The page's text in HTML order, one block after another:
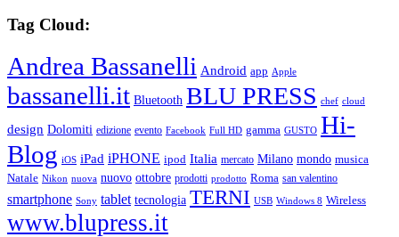
Tag Cloud:
Andrea Bassanelli Android app Apple
bassanelli.it Bluetooth BLU PRESS chef cloud
design Dolomiti edizione evento Facebook Full HD gamma GUSTO Hi-
Blog iOS iPad iPHONE ipod Italia mercato Milano mondo musica
Natale Nikon nuova nuovo ottobre prodotti prodotto Roma san valentino
smartphone Sony tablet tecnologia TERNI USB Windows 8 Wireless
www.blupress.it